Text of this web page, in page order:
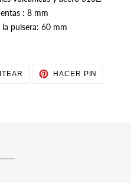
: 8 mm
pulsera: 60 mm
TUITEARHACER PIN